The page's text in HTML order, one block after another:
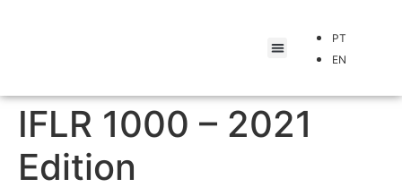
PT
EN
IFLR 1000 – 2021
Edition